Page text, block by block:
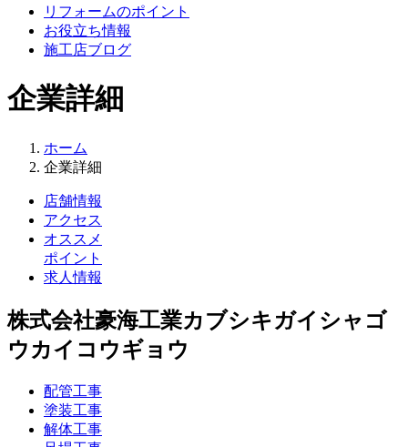
リフォームのポイント
お役立ち情報
施工店ブログ
企業詳細
ホーム
企業詳細
店舗情報
アクセス
オススメ
ポイント
求⼈情報
株式会社豪海工業カブシキガイシャゴ
ウカイコウギョウ
配管工事
塗装工事
解体工事